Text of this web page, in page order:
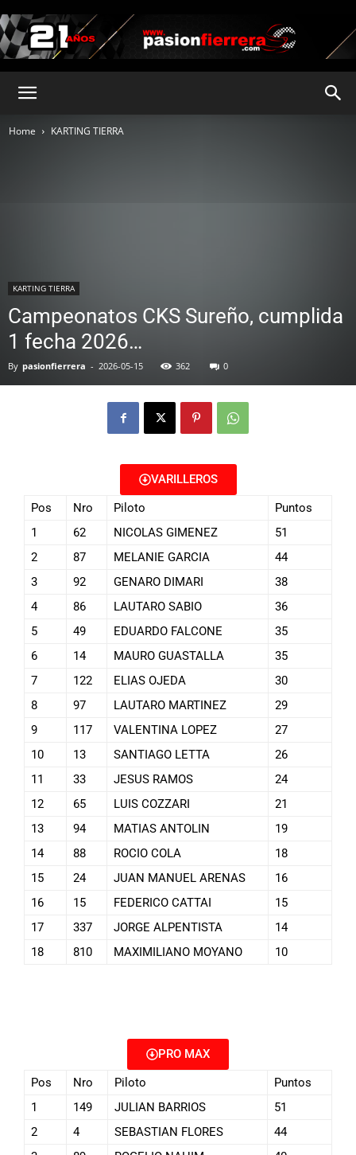
Home KARTING TIERRA
KARTING TIERRA
Campeonatos CKS Sureño, cumplida
1 fecha 2026…
By pasionfierrera - 2026-05-15 362 0
VARILLEROS
Pos
Nro Piloto
Puntos
1
62 NICOLAS GIMENEZ
51
2
87 MELANIE GARCIA
44
3
92 GENARO DIMARI
38
4
86 LAUTARO SABIO
36
5
49 EDUARDO FALCONE
35
6
14 MAURO GUASTALLA
35
7
122 ELIAS OJEDA
30
8
97 LAUTARO MARTINEZ
29
9
117 VALENTINA LOPEZ
27
10
13 SANTIAGO LETTA
26
11
33 JESUS RAMOS
24
12
65 LUIS COZZARI
21
13
94 MATIAS ANTOLIN
19
14
88 ROCIO COLA
18
15
24 JUAN MANUEL ARENAS
16
16
15 FEDERICO CATTAI
15
17
337 JORGE ALPENTISTA
14
18
810 MAXIMILIANO MOYANO 10
PRO MAX
Pos
Nro Piloto
Puntos
1
149 JULIAN BARRIOS
51
2
4 SEBASTIAN FLORES
44